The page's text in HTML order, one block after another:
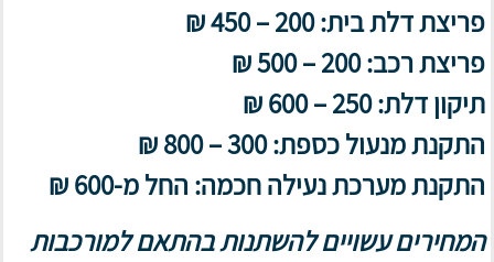
פריצת דלת בית:200 – 450 ₪
פריצת רכב:200 – 500 ₪
תיקון דלת:250 – 600 ₪
התקנת מנעול כספת:300 – 800 ₪
התקנת מערכת נעילה חכמה: החל מ-600 ₪
המחירים עשויים להשתנות בהתאם למורכבות